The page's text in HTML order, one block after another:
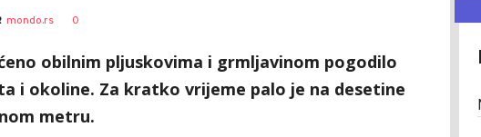
mondo.rs 0
obilnim pljuskovima i grmljavinom pogodilo
i okoline. Za kratko vrijeme palo je na desetine
metru.